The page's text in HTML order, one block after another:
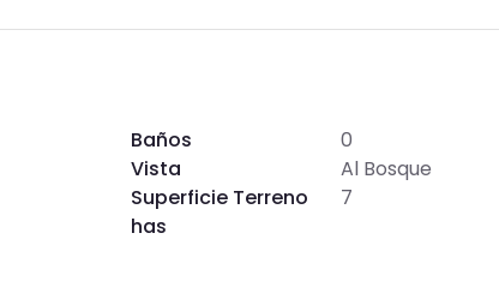
Baños
0
Vista
Al Bosque
Superficie Terreno
has
7